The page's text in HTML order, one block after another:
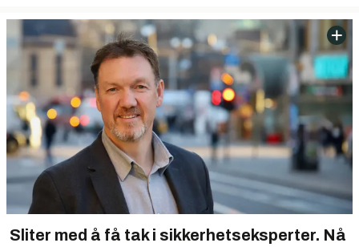
Sliter med å få tak i sikkerhets­eksperter. Nå